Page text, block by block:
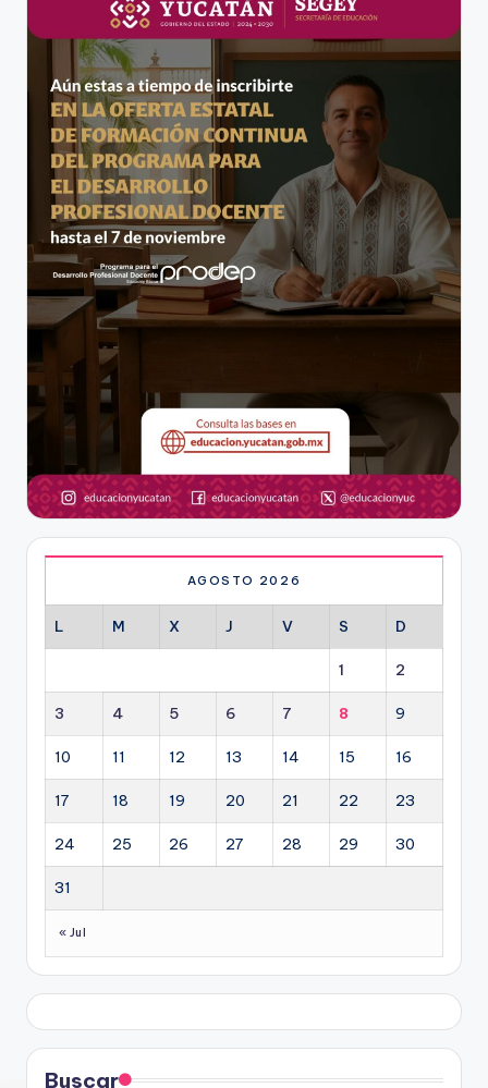
AGOSTO 2026
L M X J V S D
1 2
3 4 5 6 7 8 9
10 11 12 13 14 15 16
17 18 19 20 21 22 23
24 25 26 27 28 29 30
31
« Jul
Buscar